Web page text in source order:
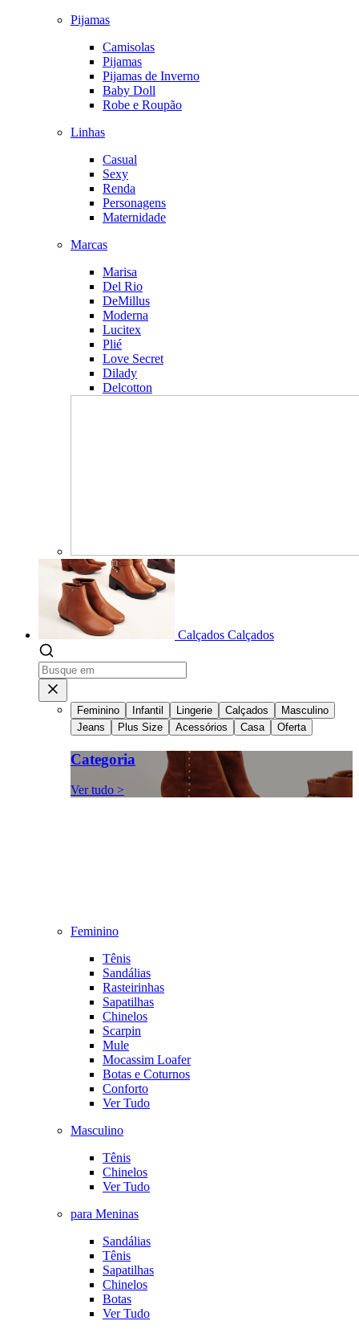
Pijamas
Camisolas
Pijamas
Pijamas de Inverno
Baby Doll
Robe e Roupão
Linhas
Casual
Sexy
Renda
Personagens
Maternidade
Marcas
Marisa
Del Rio
DeMillus
Moderna
Lucitex
Plié
Love Secret
Dilady
Delcotton
Calçados Calçados
Feminino Infantil Lingerie Calçados
Masculino
Jeans
Plus Size Acessórios Casa Oferta
Categoria
Ver tudo >
Feminino
Tênis
Sandálias
Rasteirinhas
Sapatilhas
Chinelos
Scarpin
Mule
Mocassim Loafer
Botas e Coturnos
Conforto
Ver Tudo
Masculino
Tênis
Chinelos
Ver Tudo
para Meninas
Sandálias
Tênis
Sapatilhas
Chinelos
Botas
Ver Tudo